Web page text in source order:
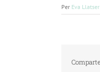
Per Eva Llatser